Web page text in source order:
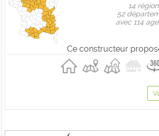
14
52
avec 114
Ce constructeur